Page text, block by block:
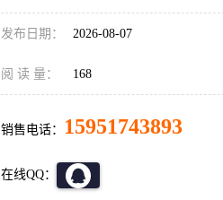
发布日期： 2026-08-07
阅 读 量： 168
销售电话： 15951743893
在线QQ：